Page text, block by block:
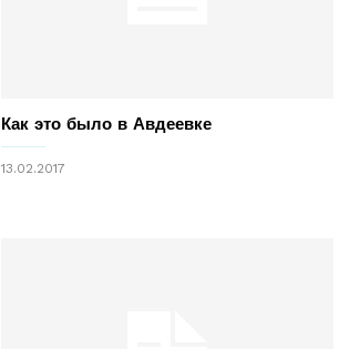
Как это было в Авдеевке
13.02.2017